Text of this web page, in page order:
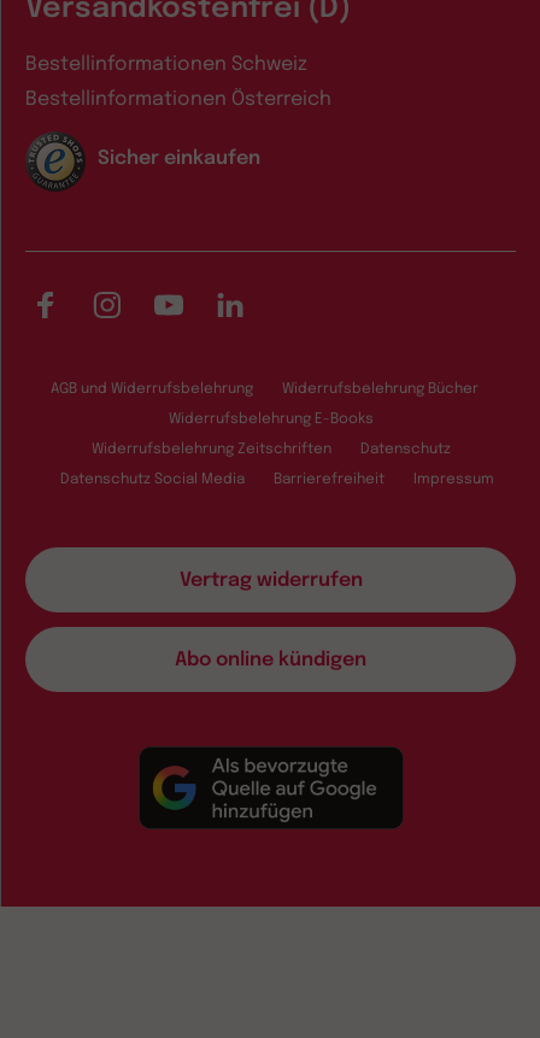
Versandkostenfrei (D)
Bestellinformationen Schweiz
Bestellinformationen Österreich
Sicher einkaufen
FacebookInstagramYouTubeLinkedIn
AGB und Widerrufsbelehrung Widerrufsbelehrung Bücher
Widerrufsbelehrung E-Books
Widerrufsbelehrung Zeitschriften Datenschutz
Datenschutz Social Media Barrierefreiheit Impressum
Vertrag widerrufen
Abo online kündigen